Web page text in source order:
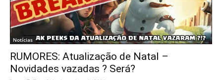
Notícias
RUMORES: Atualização de Natal –
Novidades vazadas ? Será?